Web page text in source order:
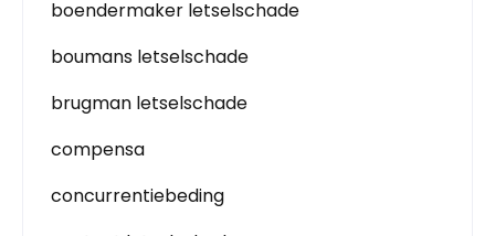
boendermaker letselschade
boumans letselschade
brugman letselschade
compensa
concurrentiebeding